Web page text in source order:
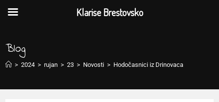
Blog
> 2024 > rujan > 23 > Novosti > Hodočasnici iz Drinovaca
Klarise Brestovsko